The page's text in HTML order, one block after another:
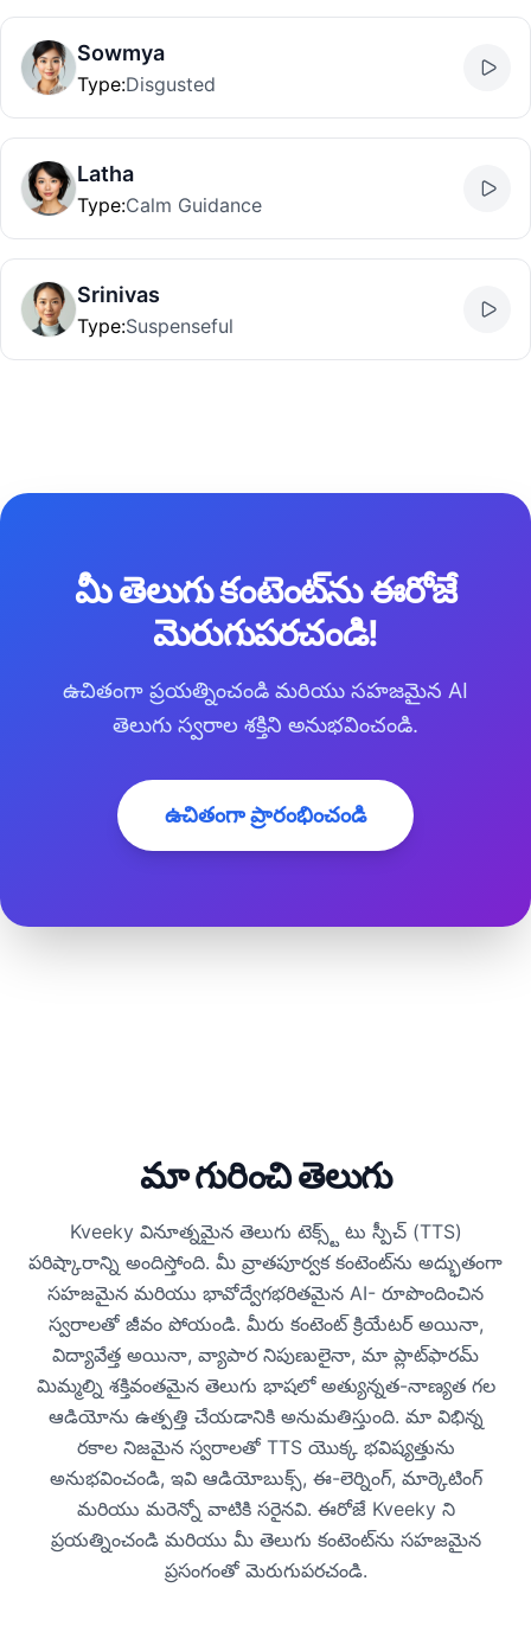
Sowmya
Type:Disgusted
Latha
Type:Calm Guidance
Srinivas
Type:Suspenseful
మీ తెలుగు కంటెంట్‌ను ఈరోజే
మెరుగుపరచండి!
ఉచితంగా ప్రయత్నించండి మరియు సహజమైన AI
తెలుగు స్వరాల శక్తిని అనుభవించండి.
ఉచితంగా ప్రారంభించండి
మా గురించి తెలుగు
Kveeky వినూత్నమైన తెలుగు టెక్స్ట్ టు స్పీచ్ (TTS)
పరిష్కారాన్ని అందిస్తోంది. మీ వ్రాతపూర్వక కంటెంట్‌ను అద్భుతంగా
సహజమైన మరియు భావోద్వేగభరితమైన AI- రూపొందించిన
స్వరాలతో జీవం పోయండి. మీరు కంటెంట్ క్రియేటర్ అయినా,
విద్యావేత్త అయినా, వ్యాపార నిపుణులైనా, మా ప్లాట్‌ఫారమ్
మిమ్మల్ని శక్తివంతమైన తెలుగు భాషలో అత్యున్నత-నాణ్యత గల
ఆడియోను ఉత్పత్తి చేయడానికి అనుమతిస్తుంది. మా విభిన్న
రకాల నిజమైన స్వరాలతో TTS యొక్క భవిష్యత్తును
అనుభవించండి, ఇవి ఆడియోబుక్స్, ఈ-లెర్నింగ్, మార్కెటింగ్
మరియు మరెన్నో వాటికి సరైనవి. ఈరోజే Kveeky ని
ప్రయత్నించండి మరియు మీ తెలుగు కంటెంట్‌ను సహజమైన
ప్రసంగంతో మెరుగుపరచండి.